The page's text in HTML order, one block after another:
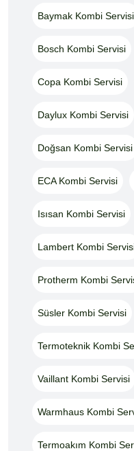
Baymak Kombi Servisi
Bosch Kombi Servisi
Copa Kombi Servisi
Daylux Kombi Servisi
Doğsan Kombi Servisi
ECA Kombi Servisi
Isısan Kombi Servisi
Lambert Kombi
Protherm Kombi
Süsler Kombi Servisi
Termoteknik Kombi
Vaillant Kombi Servisi
Warmhaus Kombi
Termoakım Kombi